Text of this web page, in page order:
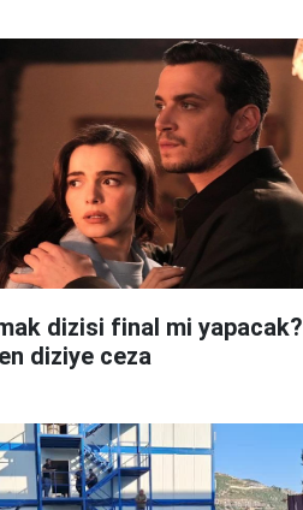
dizisi final mi yapacak?
diziye ceza